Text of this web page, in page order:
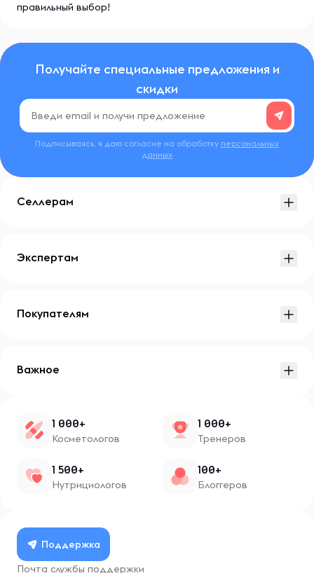
правильный выбор!
Получайте специальные предложения и
скидки
Подписываясь, я даю согласие на обработку персональных
данных
Селлерам
Экспертам
Покупателям
Важное
1 000+
Косметологов
1 000+
Тренеров
1 500+
Нутрициологов
100+
Блоггеров
Поддержка
Почта службы поддержки